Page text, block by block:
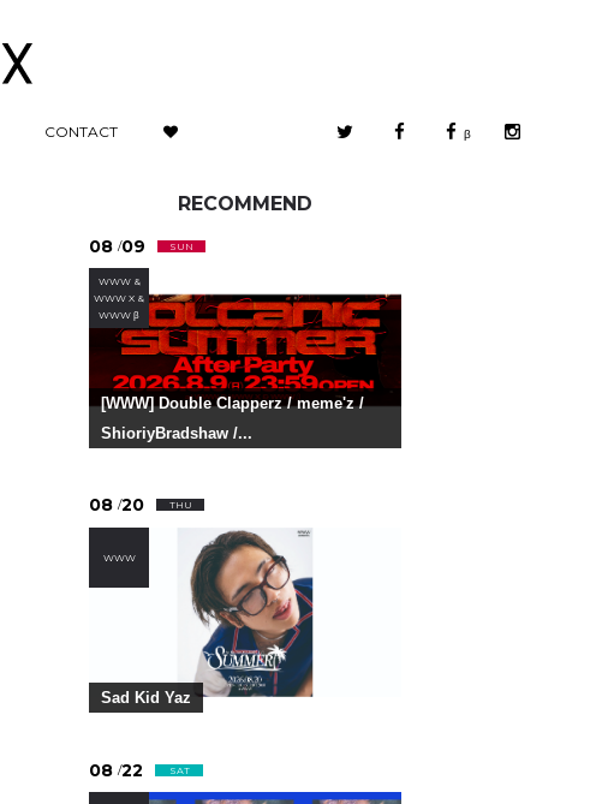
CONTACT β
RECOMMEND
08 /09 SUN
WWW &
WWW X &
WWW β
[WWW] Double Clapperz / meme'z /
ShioriyBradshaw /...
08 /20 THU
WWW
Sad Kid Yaz
08 /22 SAT